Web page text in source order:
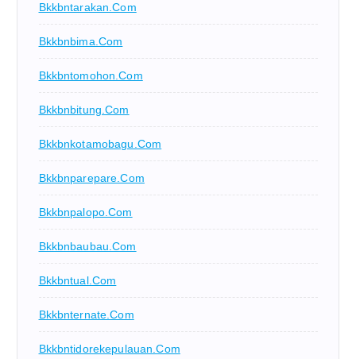
Bkkbntarakan.com
Bkkbnbima.com
Bkkbntomohon.com
Bkkbnbitung.com
Bkkbnkotamobagu.com
Bkkbnparepare.com
Bkkbnpalopo.com
Bkkbnbaubau.com
Bkkbntual.com
Bkkbnternate.com
Bkkbntidorekepulauan.com